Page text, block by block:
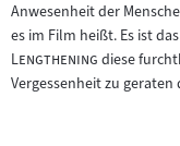
Anwesenheit der
es im Film heißt. Es ist
Lengthening "diese
Vergessenheit zu